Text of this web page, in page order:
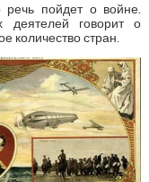
речь пойдет о войне.
деятелей говорит о
количество стран.